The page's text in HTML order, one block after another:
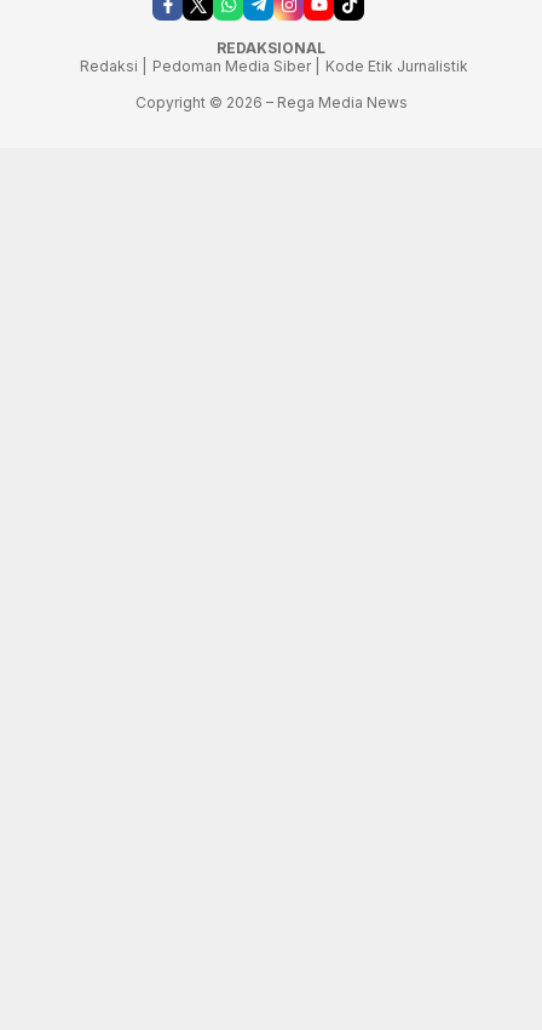
REDAKSIONAL
Redaksi |
Pedoman Media Siber |
Kode Etik Jurnalistik
Copyright © 2026 – Rega Media News